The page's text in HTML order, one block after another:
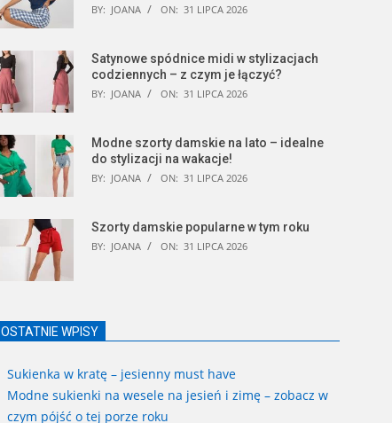
BY: JOANA ON: 31 LIPCA 2026
Satynowe spódnice midi w stylizacjach
codziennych – z czym je łączyć?
BY: JOANA ON: 31 LIPCA 2026
Modne szorty damskie na lato – idealne
do stylizacji na wakacje!
BY: JOANA ON: 31 LIPCA 2026
Szorty damskie popularne w tym roku
BY: JOANA ON: 31 LIPCA 2026
OSTATNIE WPISY
Sukienka w kratę – jesienny must have
Modne sukienki na wesele na jesień i zimę – zobacz w
czym pójść o tej porze roku